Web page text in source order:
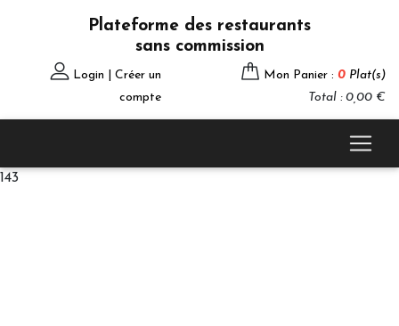
Plateforme des restaurants
sans commission
Login | Créer un
compte
Mon Panier : 0 Plat(s)
Total : 0,00 €
143